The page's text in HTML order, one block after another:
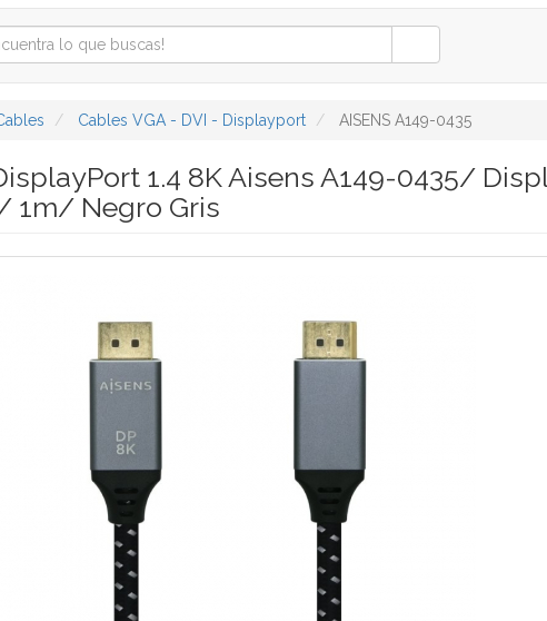
Cables VGA - DVI - Displayport AISENS A149-0435
1.4 8K Aisens A149-0435/
1m/ Negro Gris